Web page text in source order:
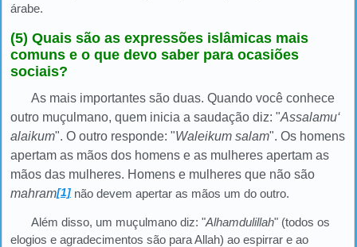
árabe.
(5) Quais são as expressões islâmicas mais
comuns e o que devo saber para ocasiões
sociais?
As mais importantes são duas. Quando você conhece
outro muçulmano, quem inicia a saudação diz: "Assalamu‘
alaikum". O outro responde: "Waleikum salam". Os homens
apertam as mãos dos homens e as mulheres apertam as
mãos das mulheres. Homens e mulheres que não são
mahram[1] não devem apertar as mãos um do outro.
Além disso, um muçulmano diz: "Alhamdulillah" (todos os
elogios e agradecimentos são para Allah) ao espirrar e ao